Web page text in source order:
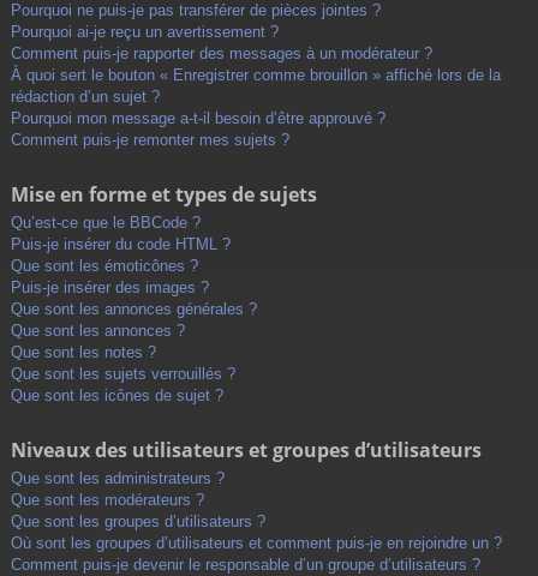
Pourquoi ne puis-je pas transférer de pièces jointes ?
Pourquoi ai-je reçu un avertissement ?
Comment puis-je rapporter des messages à un modérateur ?
À quoi sert le bouton « Enregistrer comme brouillon » affiché lors de la
rédaction d’un sujet ?
Pourquoi mon message a-t-il besoin d’être approuvé ?
Comment puis-je remonter mes sujets ?
Mise en forme et types de sujets
Qu’est-ce que le BBCode ?
Puis-je insérer du code HTML ?
Que sont les émoticônes ?
Puis-je insérer des images ?
Que sont les annonces générales ?
Que sont les annonces ?
Que sont les notes ?
Que sont les sujets verrouillés ?
Que sont les icônes de sujet ?
Niveaux des utilisateurs et groupes d’utilisateurs
Que sont les administrateurs ?
Que sont les modérateurs ?
Que sont les groupes d’utilisateurs ?
Où sont les groupes d’utilisateurs et comment puis-je en rejoindre un ?
Comment puis-je devenir le responsable d’un groupe d’utilisateurs ?